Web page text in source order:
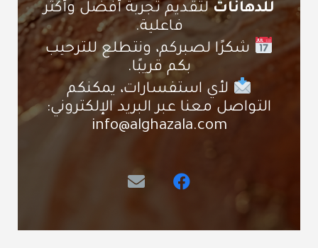
للدهاناتلتقديم تجربة أفضل وأكثر
فاعلية.
شكرًا لصبركم، ونتطلع للترحيب
بكم قريبًا.
لأي استفسارات، يمكنكم
التواصل معنا عبر البريد الإلكتروني:
info@alghazala.com